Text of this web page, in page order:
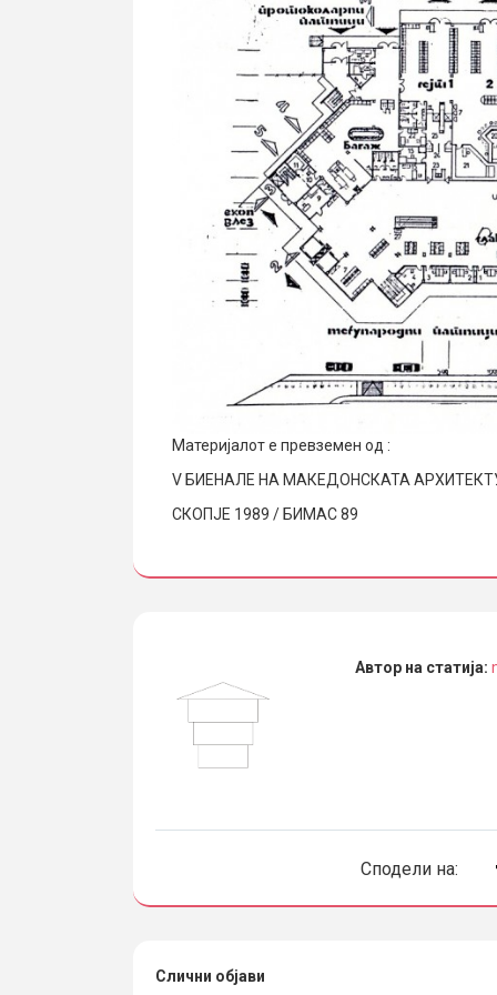
Материјалот е превземен од :
V БИЕНАЛЕ НА МАКЕДОНСКАТА
СКОПЈЕ 1989 / БИМАС 89
Автор на статија:
Сподели на:
Слични објави